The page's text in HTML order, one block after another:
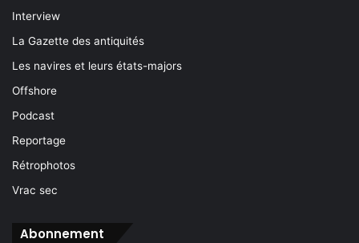
Interview
La Gazette des antiquités
Les navires et leurs états-majors
Offshore
Podcast
Reportage
Rétrophotos
Vrac sec
Abonnement